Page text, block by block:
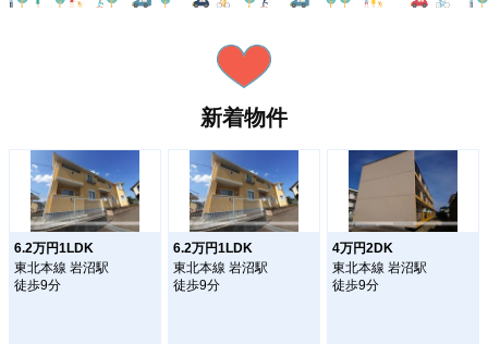
新着物件
6.2万円1LDK
東北本線 岩沼駅
徒歩9分
6.2万円1LDK
東北本線 岩沼駅
徒歩9分
4万円2DK
東北本線 岩沼駅
徒歩9分